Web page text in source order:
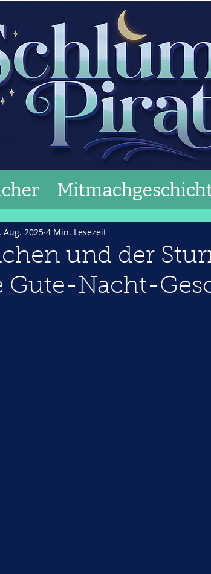
und der
Gute-Nacht-
Aug. 2025 4 Min. Lesezeit